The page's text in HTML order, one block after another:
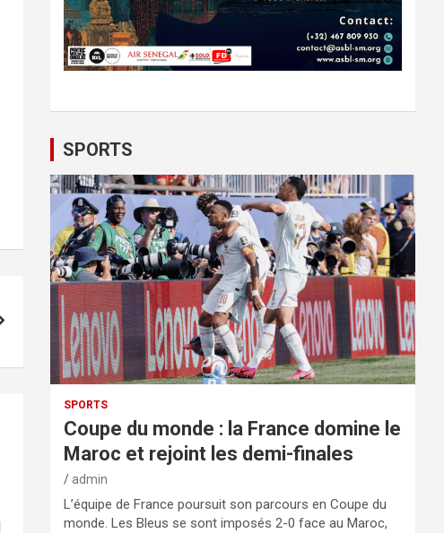
SPORTS
SPORTS
Coupe du monde : la France domine le
Maroc et rejoint les demi-finales
admin
L’équipe de France poursuit son parcours en Coupe du
monde. Les Bleus se sont imposés 2-0 face au Maroc,